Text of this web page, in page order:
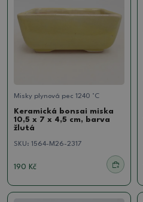
Misky plynová pec 1240 °C
Keramická bonsai miska
10,5 x 7 x 4,5 cm, barva
žlutá
SKU: 1564-M26-2317
190 Kč